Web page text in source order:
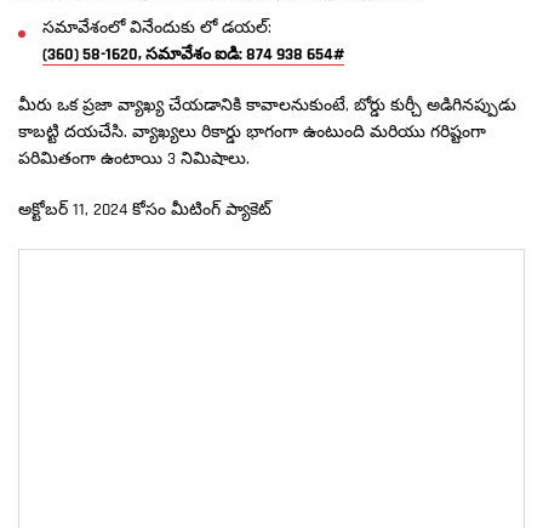
సమావేశంలో వినేందుకు లో డయల్:
(360) 58-1620, సమావేశం ఐడి: 874 938 654#
మీరు ఒక ప్రజా వ్యాఖ్య చేయడానికి కావాలనుకుంటే, బోర్డు కుర్చీ అడిగినప్పుడు
కాబట్టి దయచేసి. వ్యాఖ్యలు రికార్డు భాగంగా ఉంటుంది మరియు గరిష్టంగా
పరిమితంగా ఉంటాయి 3 నిమిషాలు.
అక్టోబర్ 11, 2024 కోసం మీటింగ్ ప్యాకెట్